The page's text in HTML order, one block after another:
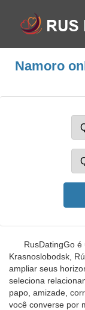
Namoro
RusDatingGo
Krasnoslobodsk,
ampliar seus
seleciona
papo, amizade,
você converse por